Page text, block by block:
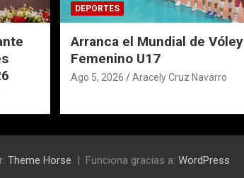
DEPORTES
Arranca el Mundial de Vóley
Femenino U17
Ago 5, 2026 Aracely Cruz Navarro
Theme Horse Funciona gracias a: WordPress